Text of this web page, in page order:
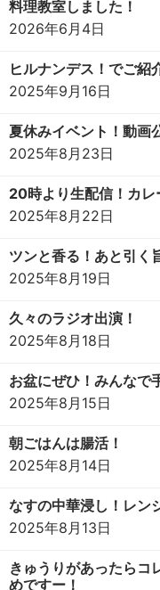
料理教室しました！
2026年6月4日
ヒルナンデス！でご紹
2025年9月16日
夏休みイベント！動画
2025年8月23日
20時より生配信！カレ
2025年8月22日
ツンと香る！あと引く
2025年8月19日
久々のラジオ出演！
2025年8月18日
お盆にぜひ！みんなで
2025年8月15日
朝ごはんは腸活！
2025年8月14日
なすの中華浸し！レン
2025年8月13日
きゅうりがあったらコ
めですー！